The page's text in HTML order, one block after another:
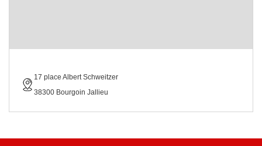
17 place Albert Schweitzer
38300 Bourgoin Jallieu